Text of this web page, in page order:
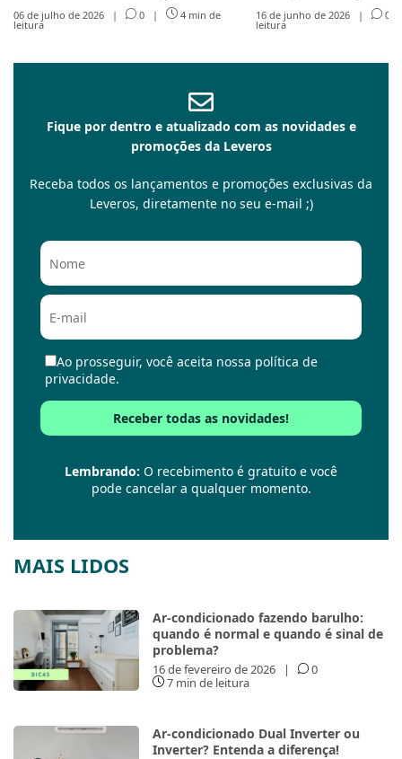
06 de julho de 2026 | 0 | 4 min de
leitura
16 de junho de 2026 | 0
leitura
Fique por dentro e atualizado com as novidades e
promoções da Leveros
Receba todos os lançamentos e promoções exclusivas da
Leveros, diretamente no seu e-mail ;)
Ao prosseguir, você aceita nossa política de
privacidade.
Lembrando: O recebimento é gratuito e você
pode cancelar a qualquer momento.
MAIS LIDOS
Ar-condicionado fazendo barulho:
quando é normal e quando é sinal de
problema?
16 de fevereiro de 2026 |
0
7 min de leitura
Ar-condicionado Dual Inverter ou
Inverter? Entenda a diferença!